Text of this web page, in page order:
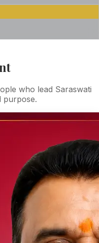
who lead Saraswati
purpose.